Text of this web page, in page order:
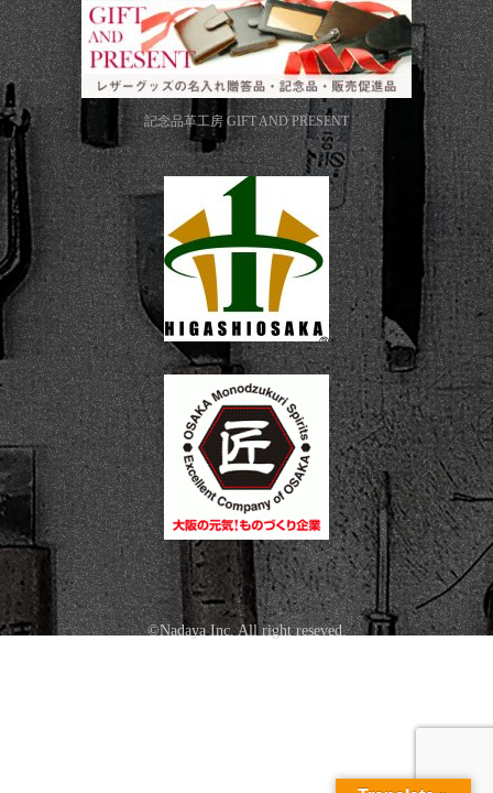
記念品革工房 GIFT AND PRESENT
©Nadaya Inc. All right reseved.